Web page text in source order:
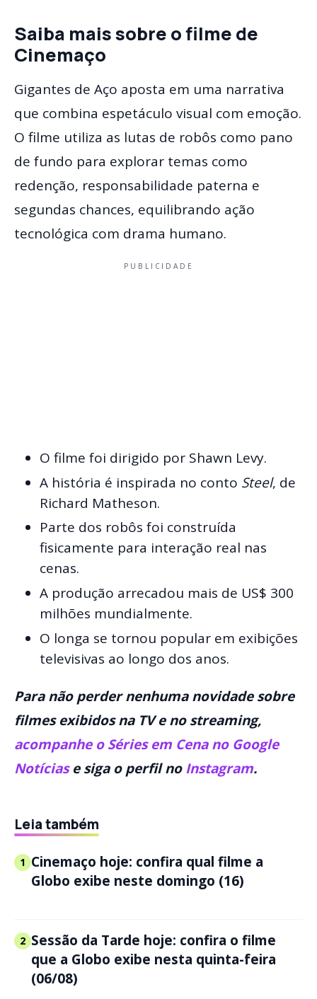
Saiba mais sobre o filme de
Cinemaço
Gigantes de Aço aposta em uma narrativa
que combina espetáculo visual com emoção.
O filme utiliza as lutas de robôs como pano
de fundo para explorar temas como
redenção, responsabilidade paterna e
segundas chances, equilibrando ação
tecnológica com drama humano.
PUBLICIDADE
O filme foi dirigido por Shawn Levy.
A história é inspirada no conto Steel, de
Richard Matheson.
Parte dos robôs foi construída
fisicamente para interação real nas
cenas.
A produção arrecadou mais de US$ 300
milhões mundialmente.
O longa se tornou popular em exibições
televisivas ao longo dos anos.
Para não perder nenhuma novidade sobre
filmes exibidos na TV e no streaming,
acompanhe o Séries em Cena no Google
Notíciase siga o perfil noInstagram.
Leia também
1 Cinemaço hoje: confira qual filme a
Globo exibe neste domingo (16)
2 Sessão da Tarde hoje: confira o filme
que a Globo exibe nesta quinta-feira
(06/08)